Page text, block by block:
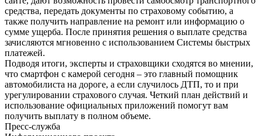
средства, передать документы по страховому событию, а
также получить направление на ремонт или информацию о
сумме ущерба. После принятия решения о выплате средства
зачисляются мгновенно с использованием Системы быстрых
платежей.
Подводя итоги, эксперты и страховщики сходятся во мнении,
что смартфон с камерой сегодня – это главный помощник
автомобилиста на дороге, а если случилось ДТП, то и при
урегулировании страхового случая. Четкий план действий и
использование официальных приложений помогут вам
получить выплату в полном объеме.
Пресс-служба